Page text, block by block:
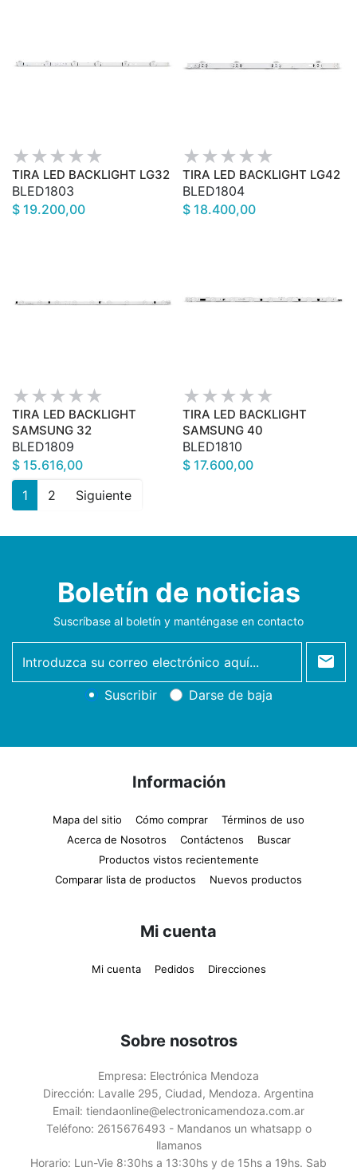
TIRA LED BACKLIGHT LG32
BLED1803
$ 19.200,00
TIRA LED BACKLIGHT LG42
BLED1804
$ 18.400,00
TIRA LED BACKLIGHT
SAMSUNG 32
BLED1809
$ 15.616,00
TIRA LED BACKLIGHT
SAMSUNG 40
BLED1810
$ 17.600,00
1
2 Siguiente
Boletín de noticias
Suscríbase al boletín y manténgase en contacto
newsletter
Suscribir Darse de baja
Información
Mapa del sitio Cómo comprar
Términos de uso
Acerca de Nosotros
Contáctenos
Buscar
Productos vistos recientemente
Comparar lista de productos
Nuevos productos
Mi cuenta
Mi cuenta Pedidos Direcciones
Sobre nosotros
Empresa: Electrónica Mendoza
Dirección: Lavalle 295, Ciudad, Mendoza. Argentina
Email: tiendaonline@electronicamendoza.com.ar
Teléfono: 2615676493 - Mandanos un whatsapp o
llamanos
Horario: Lun-Vie 8:30hs a 13:30hs y de 15hs a 19hs. Sab